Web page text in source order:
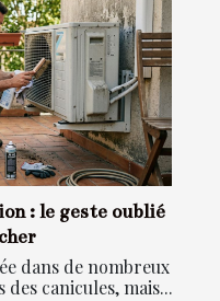
: le geste oublié
dans de nombreux
canicules, mais...